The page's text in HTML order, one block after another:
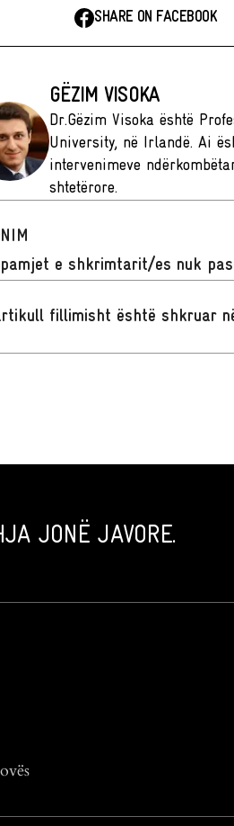
SHARE ON FACEBOOK
GËZIM VISOKA
Dr.Gëzim Visoka është
University, në Irlandë. Ai
intervenimeve
shtetërore.
e shkrimtarit/es nuk
fillimisht është shkruar
JONË JAVORE.